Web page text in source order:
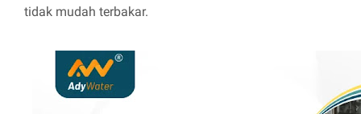
tidak mudah terbakar.